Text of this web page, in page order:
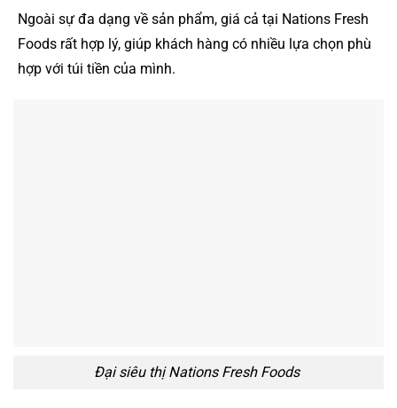
Ngoài sự đa dạng về sản phẩm, giá cả tại Nations Fresh
Foods rất hợp lý, giúp khách hàng có nhiều lựa chọn phù
hợp với túi tiền của mình.
Đại siêu thị Nations Fresh Foods